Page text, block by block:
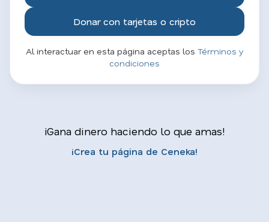
Donar con tarjetas o cripto
Al interactuar en esta página aceptas los Términos y
condiciones
¡Gana dinero haciendo lo que amas!
¡Crea tu página de Ceneka!